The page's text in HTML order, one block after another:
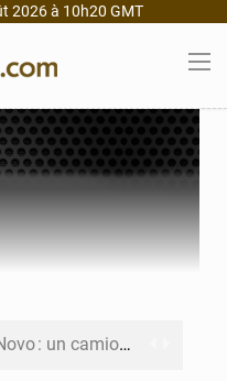
2026 à 10h20 GMT
Porto‑Novo : un camion de produits pétroliers embrase Avakpa